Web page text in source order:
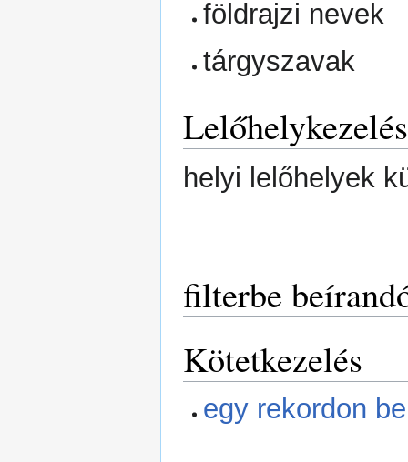
földrajzi nevek
tárgyszavak
Lelőhelykezelés
helyi lelőhelyek
filterbe
Kötetkezelés
egy rekordon